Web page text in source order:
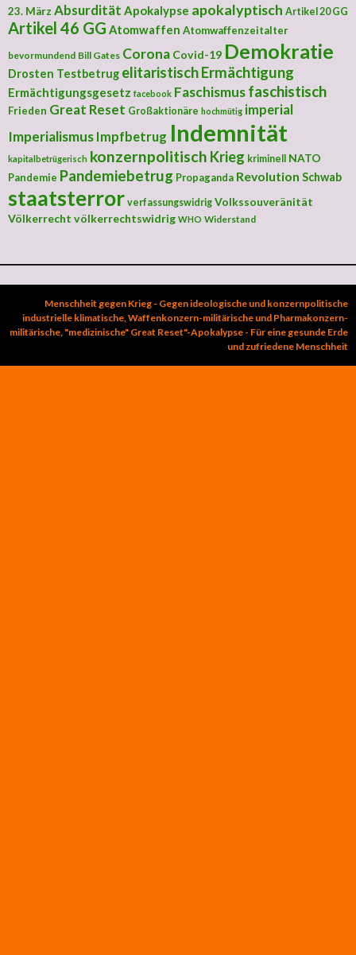
23. März Absurdität Apokalypse apokalyptisch Artikel 20 GG
Artikel 46 GG Atomwaffen Atomwaffenzeitalter
bevormundend Bill Gates Corona Covid-19 Demokratie
Drosten Testbetrug elitaristischErmächtigung
Ermächtigungsgesetz facebook Faschismusfaschistisch
Frieden Great Reset Großaktionäre hochmütig imperial
Imperialismus Impfbetrug Indemnität
kapitalbetrügerisch konzernpolitisch Krieg kriminell
NATO
Pandemie Pandemiebetrug Propaganda Revolution Schwab
staatsterror verfassungswidrig Volkssouveränität
Völkerrecht völkerrechtswidrig WHO Widerstand
Menschheit gegen Krieg - Gegen ideologische und konzernpolitische
industrielle klimatische, Waffenkonzern-militärische und Pharmakonzern-
militärische, "medizinische" Great Reset"-Apokalypse - Für eine gesunde Erde
und zufriedene Menschheit